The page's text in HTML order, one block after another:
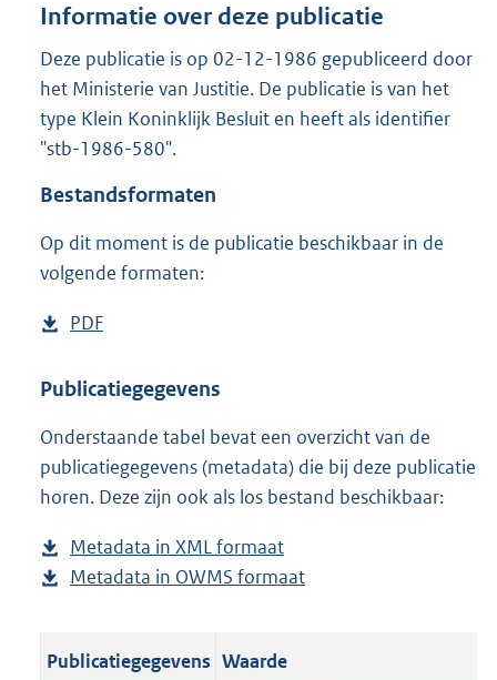
t
e
:
9
Informatie over deze publicatie
Deze publicatie is op 02-12-1986 gepubliceerd door
het Ministerie van Justitie. De publicatie is van het
type Klein Koninklijk Besluit en heeft als identifier
"stb-1986-580".
Bestandsformaten
Op dit moment is de publicatie beschikbaar in de
volgende formaten:
D
w
l
o
a
p
u
l
PDF
s
a
n
d
g
r
o
Publicatiegegevens
Onderstaande tabel bevat een overzicht van de
publicatiegegevens (metadata) die bij deze publicatie
horen. Deze zijn ook als los bestand beschikbaar:
Metadata in XML formaat
e
a
Metadata in OWMS formaat
Publicatiegegevens Waarde